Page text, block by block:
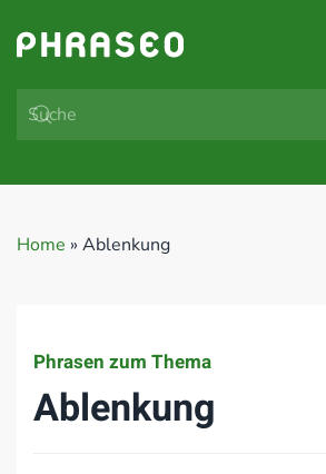
Zum Hauptinhalt springen
Home » Ablenkung
Phrasen zum Thema
Ablenkung